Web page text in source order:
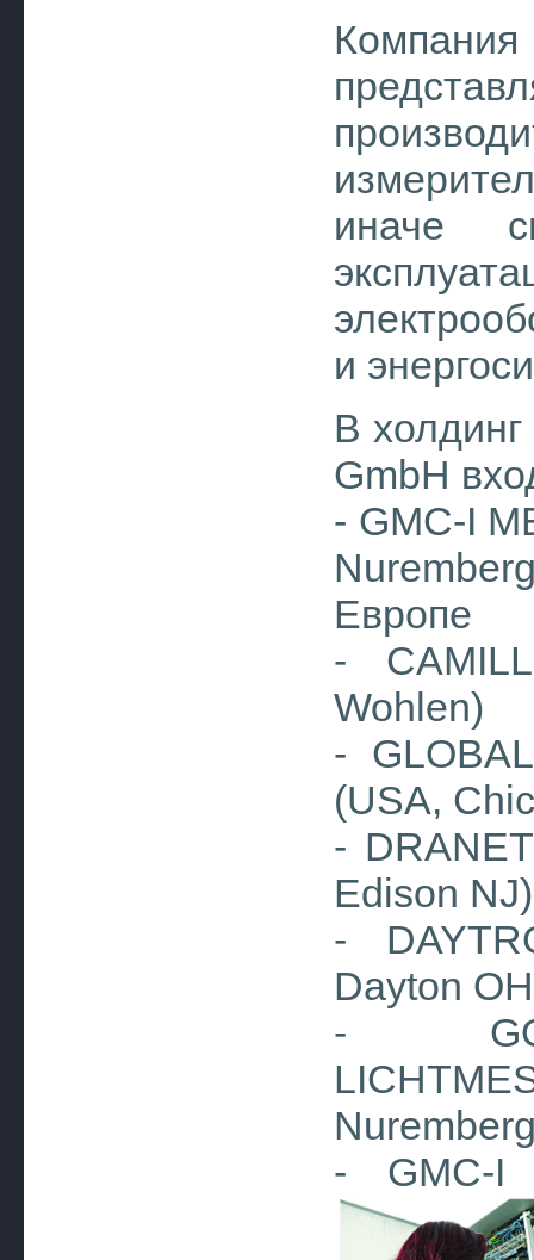
Компания
иначе
и
В
GmbH
- GMC-I
Европе
-
Wohlen)
-
(USA,
-
Edison NJ)
-
Dayton
-
- GMC-I